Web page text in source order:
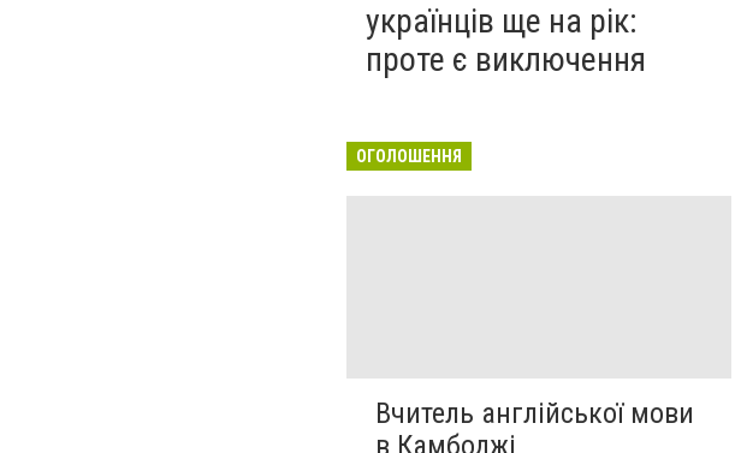
українців ще на рік:
проте є виключення
ОГОЛОШЕННЯ
Вчитель англійської мови
в Камбоджі